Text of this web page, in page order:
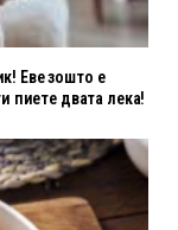
Еве зошто е
пиете двата лека!